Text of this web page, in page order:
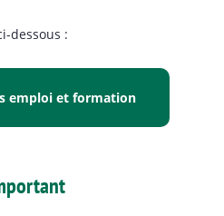
dessous :
emploi et formation